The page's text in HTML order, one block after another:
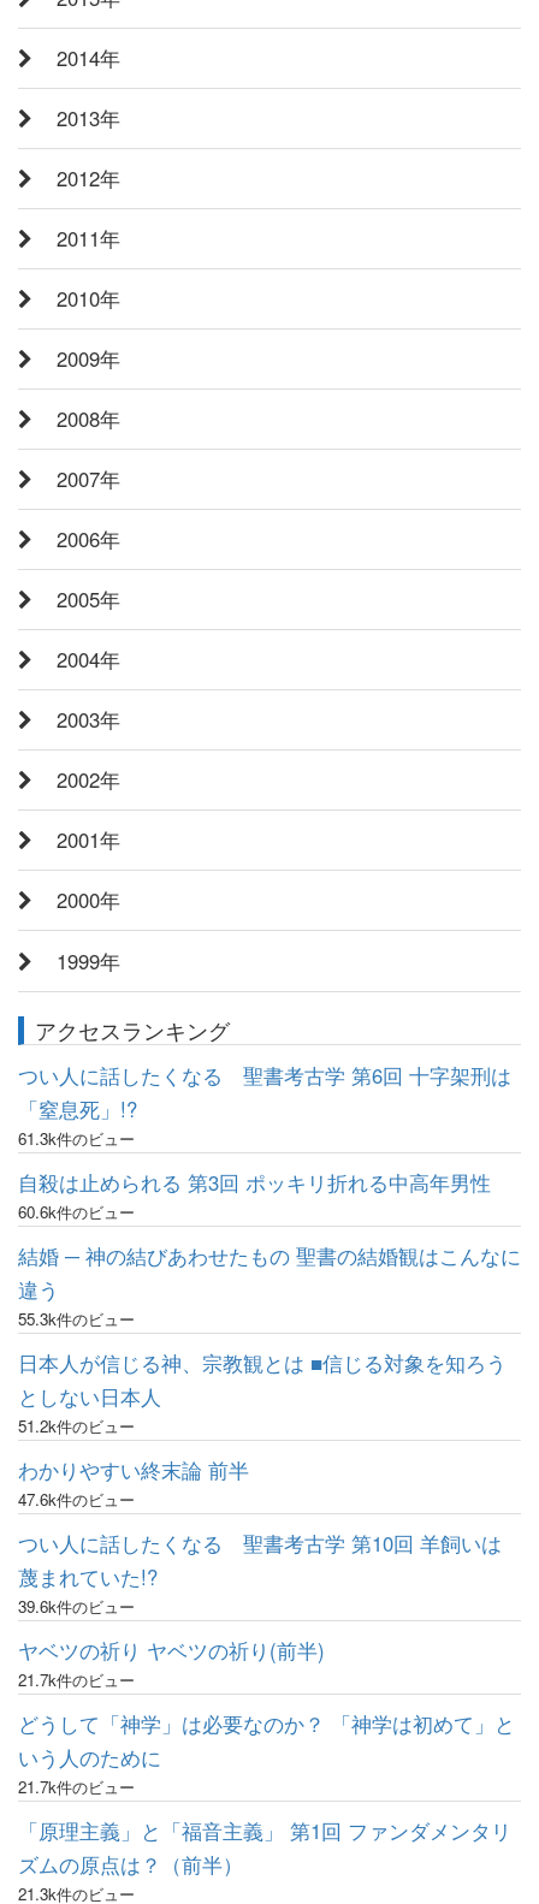
2014年
2013年
2012年
2011年
2010年
2009年
2008年
2007年
2006年
2005年
2004年
2003年
2002年
2001年
2000年
1999年
アクセスランキング
つい人に話したくなる 聖書考古学 第6回 十字架刑は
「窒息死」!?
61.3k件のビュー
自殺は止められる 第3回 ポッキリ折れる中高年男性
60.6k件のビュー
結婚 ─ 神の結びあわせたもの 聖書の結婚観はこんなに
違う
55.3k件のビュー
日本人が信じる神、宗教観とは ■信じる対象を知ろう
としない日本人
51.2k件のビュー
わかりやすい終末論 前半
47.6k件のビュー
つい人に話したくなる 聖書考古学 第10回 羊飼いは
蔑まれていた!?
39.6k件のビュー
ヤベツの祈り ヤベツの祈り(前半)
21.7k件のビュー
どうして「神学」は必要なのか？ 「神学は初めて」と
いう人のために
21.7k件のビュー
「原理主義」と「福音主義」 第1回 ファンダメンタリ
ズムの原点は？（前半）
21.3k件のビュー